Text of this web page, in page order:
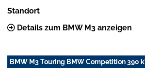
Standort
Details zum BMW M3 anzeigen
BMW M3 Touring BMW Competition 390